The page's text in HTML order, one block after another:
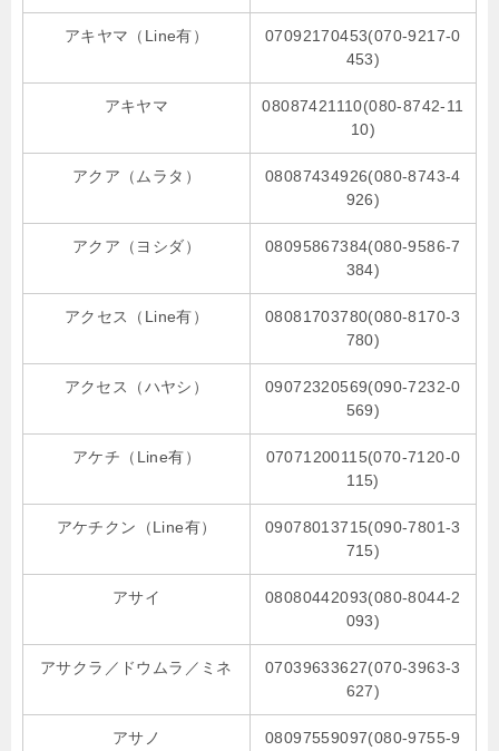
アキヤマ（Line有）
07092170453(070-9217-0
453)
アキヤマ
08087421110(080-8742-11
10)
アクア（ムラタ）
08087434926(080-8743-4
926)
アクア（ヨシダ）
08095867384(080-9586-7
384)
アクセス（Line有）
08081703780(080-8170-3
780)
アクセス（ハヤシ）
09072320569(090-7232-0
569)
アケチ（Line有）
07071200115(070-7120-0
115)
アケチクン（Line有）
09078013715(090-7801-3
715)
アサイ
08080442093(080-8044-2
093)
アサクラ／ドウムラ／ミネ
07039633627(070-3963-3
627)
アサノ
08097559097(080-9755-9